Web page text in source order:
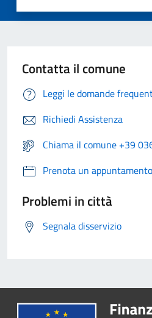
Contatta il comune
Leggi le domande
Richiedi Assistenza
Chiama il comune +39
Prenota un appuntamento
Problemi in città
Segnala disservizio